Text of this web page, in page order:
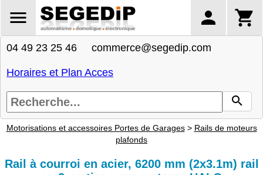
04 49 23 25 46 commerce@segedip.com
Horaires et Plan Acces
Motorisations et accessoires Portes de Garages> Rails de moteurs
plafonds
Rail à courroi en acier, 6200 mm (2x3.1m) rail